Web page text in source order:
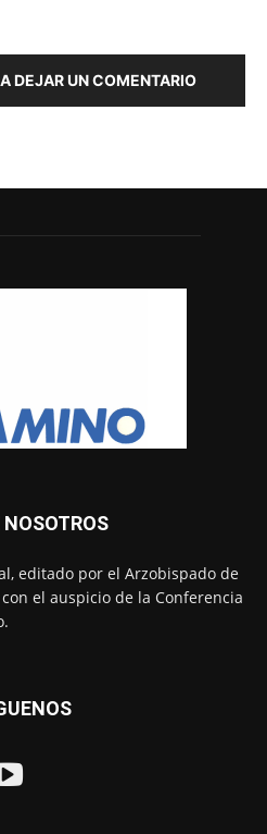
DEJAR UN COMENTARIO
NOSOTROS
editado por el Arzobispado de
el auspicio de la Conferencia